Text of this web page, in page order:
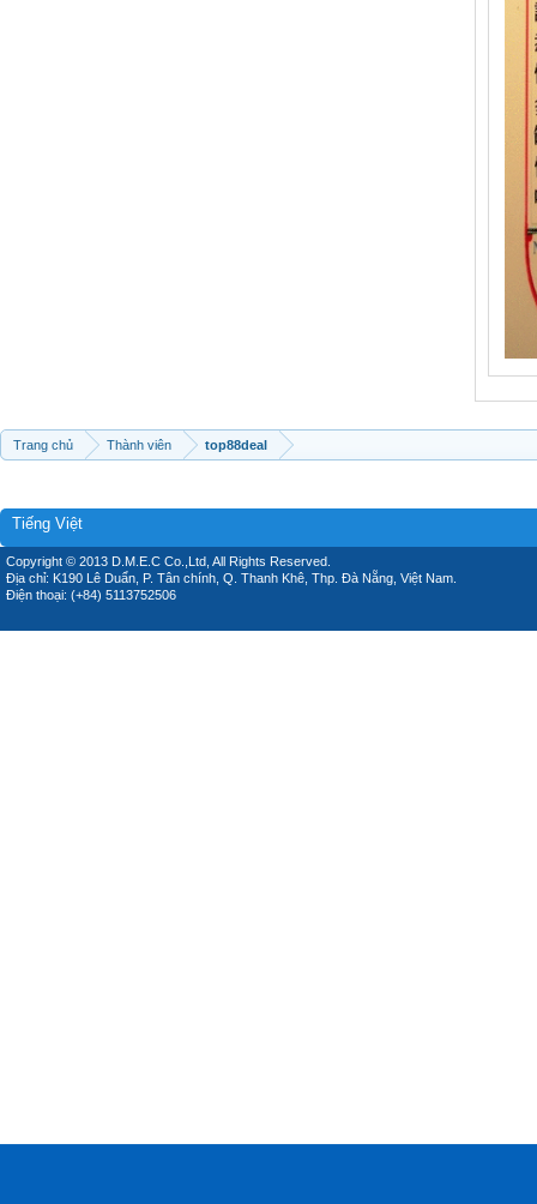
Trang chủ Thành viên top88deal
Tiếng Việt
Copyright © 2013 D.M.E.C Co.,Ltd, All Rights Reserved.
Địa chỉ: K190 Lê Duẩn, P. Tân chính, Q. Thanh Khê, Thp. Đà Nẵng, Việt Nam.
Điện thoại: (+84) 5113752506